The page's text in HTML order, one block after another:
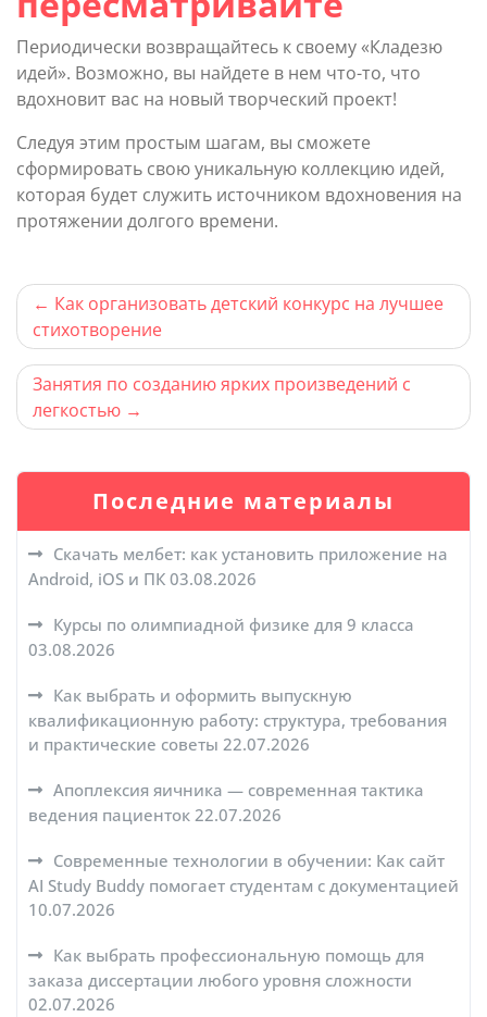
Периодически возвращайтесь к своему «Кладезю
идей». Возможно, вы найдете в нем что-то, что
вдохновит вас на новый творческий проект!
Следуя этим простым шагам, вы сможете
сформировать свою уникальную коллекцию идей,
которая будет служить источником вдохновения на
протяжении долгого времени.
Навигация
по
записям
Как организовать детский конкурс на лучшее
стихотворение
Занятия по созданию ярких произведений с
легкостью
Последние материалы
Скачать мелбет: как установить приложение на
Android, iOS и ПК 03.08.2026
Курсы по олимпиадной физике для 9 класса
03.08.2026
Как выбрать и оформить выпускную
квалификационную работу: структура, требования
и практические советы 22.07.2026
Апоплексия яичника — современная тактика
ведения пациенток 22.07.2026
Современные технологии в обучении: Как сайт
AI Study Buddy помогает студентам с документацией
10.07.2026
Как выбрать профессиональную помощь для
заказа диссертации любого уровня сложности
02.07.2026